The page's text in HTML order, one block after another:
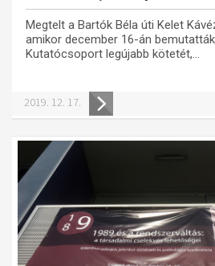
Megtelt a Bartók Béla úti Kelet
amikor december 16-án
Kutatócsoport legújabb kötetét,...
2019. 12. 17.